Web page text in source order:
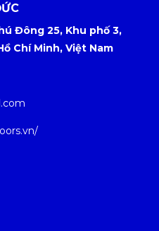
Đông 25, Khu phố 3,
Chí Minh, Việt Nam